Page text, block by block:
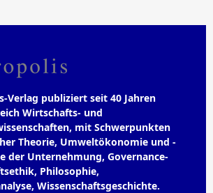
Verlag publiziert seit 40 Jahren
Wirtschafts- und
mit Schwerpunkten
Theorie, Umweltökonomie und -
der Unternehmung, Governance-
Philosophie,
Wissenschaftsgeschichte.